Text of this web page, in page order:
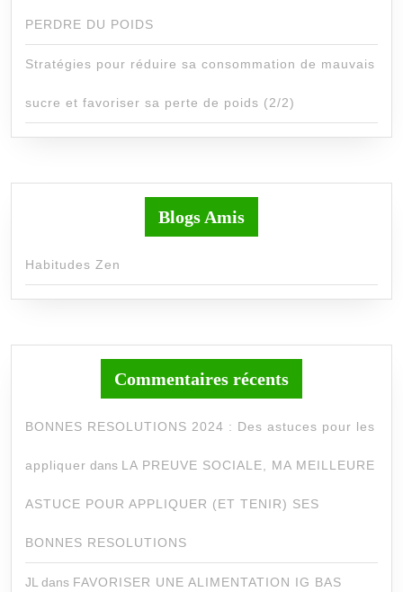
PERDRE DU POIDS
Stratégies pour réduire sa consommation de mauvais
sucre et favoriser sa perte de poids (2/2)
Blogs Amis
Habitudes Zen
Commentaires récents
BONNES RESOLUTIONS 2024 : Des astuces pour les
appliquer dans LA PREUVE SOCIALE, MA MEILLEURE
ASTUCE POUR APPLIQUER (ET TENIR) SES
BONNES RESOLUTIONS
JL dans FAVORISER UNE ALIMENTATION IG BAS